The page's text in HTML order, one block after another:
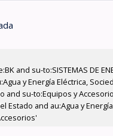
and su-to:SISTEMAS DE
y Energía Eléctrica,
and su-to:Equipos y
and au:Agua y